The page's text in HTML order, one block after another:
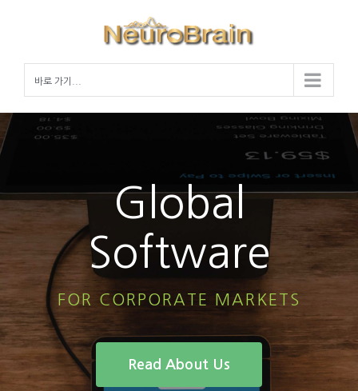
바로 가기...
Global
Software
FOR CORPORATE MARKETS
Read About Us